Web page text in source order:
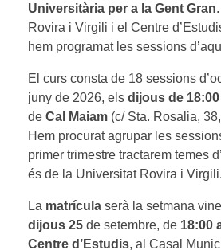
Universitària per a la Gent Gran
Rovira i Virgili i el Centre
hem programat les sessions
El curs consta de 18 sessions
juny de 2026, els dijous de 18:00
de Cal Maiam (c/ Sta. Rosalia,
Hem procurat agrupar les
primer trimestre tractarem temes
és de la Universitat Rovira i Virgili.
La matrícula serà la setmana
dijous 25 de setembre, de 18:00
Centre d’Estudis, al Casal